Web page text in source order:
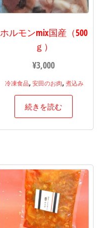
ホルモンmix国産（500
ｇ）
¥3,000
冷凍食品, 安田のお肉, 煮込み
続きを読む